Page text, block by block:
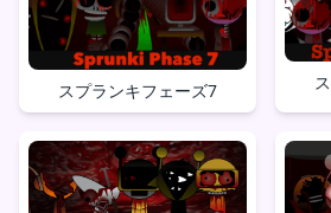
スプランキフェーズ7